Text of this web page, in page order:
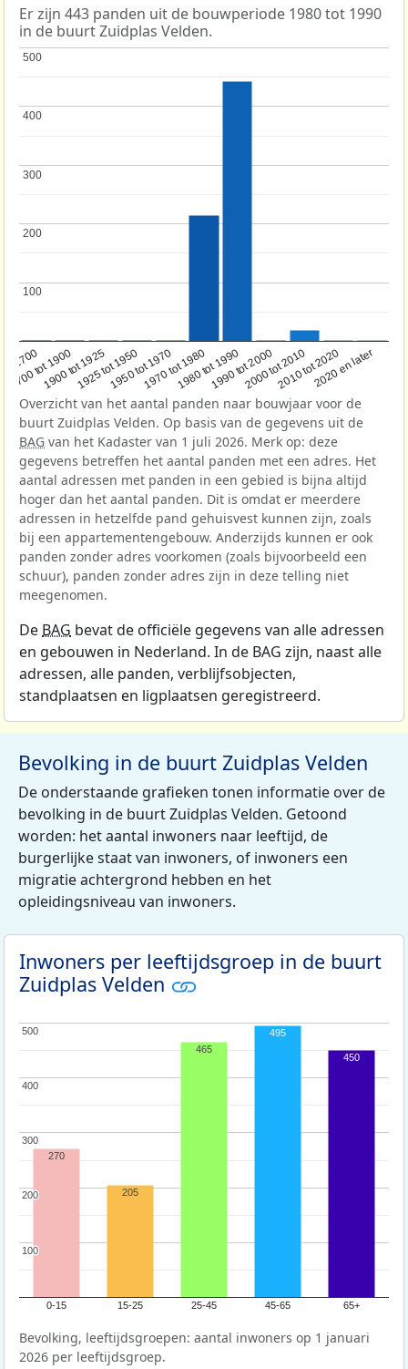
Er zijn 443 panden uit de bouwperiode 1980 tot 1990
in de buurt Zuidplas Velden.
1700
1700 tot 1900
1900 tot 19251925 tot 19501950 tot 19701970 tot 19801980 tot 19901990 tot 20002000 tot 20102010 tot 20202020 en later
100
100
200
200
300
300
400
400
500
500
Overzicht van het aantal panden naar bouwjaar voor de
buurt Zuidplas Velden. Op basis van de gegevens uit de
BAG van het Kadaster van 1 juli 2026. Merk op: deze
gegevens betreffen het aantal panden met een adres. Het
aantal adressen met panden in een gebied is bijna altijd
hoger dan het aantal panden. Dit is omdat er meerdere
adressen in hetzelfde pand gehuisvest kunnen zijn, zoals
bij een appartementengebouw. Anderzijds kunnen er ook
panden zonder adres voorkomen (zoals bijvoorbeeld een
schuur), panden zonder adres zijn in deze telling niet
meegenomen.
De BAG bevat de officiële gegevens van alle adressen
en gebouwen in Nederland. In de BAG zijn, naast alle
adressen, alle panden, verblijfsobjecten,
standplaatsen en ligplaatsen geregistreerd.
Bevolking in de buurt Zuidplas Velden
De onderstaande grafieken tonen informatie over de
bevolking in de buurt Zuidplas Velden. Getoond
worden: het aantal inwoners naar leeftijd, de
burgerlijke staat van inwoners, of inwoners een
migratie achtergrond hebben en het
opleidingsniveau van inwoners.
Inwoners per leeftijdsgroep in de buurt
Zuidplas Velden
0-15 15-25 25-45 45-65 65+
100
100
200
200
300
300
400
400
500
500
270
205
465
495
450
Bevolking, leeftijdsgroepen: aantal inwoners op 1 januari
2026 per leeftijdsgroep.